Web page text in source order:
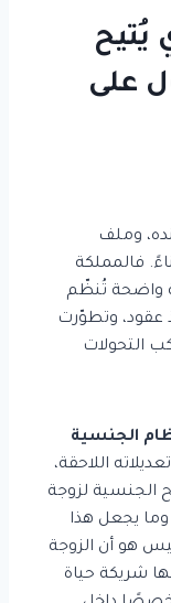
يُتيح
على
وملف
فالمملكة
واضحة تُنظّم
عقود، وتطوّرت
التحولات
الجنسية
اللاحقة،
الجنسية لزوجة
يجعل هذا
هو أن الزوجة
شريكة حياة